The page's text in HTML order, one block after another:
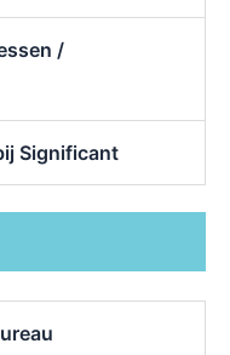
/
Significant